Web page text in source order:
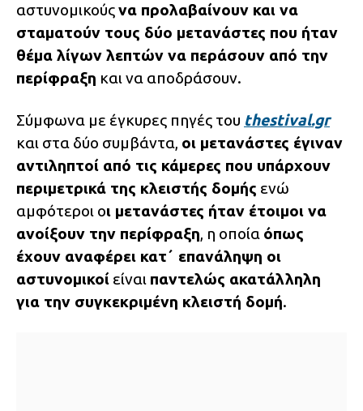
αστυνομικούςνα προλαβαίνουν και να
σταματούν τους δύο μετανάστες που ήταν
θέμα λίγων λεπτών να περάσουν από την
περίφραξη και να αποδράσουν.
Σύμφωνα με έγκυρες πηγές του thestival.gr
και στα δύο συμβάντα, οι μετανάστες έγιναν
αντιληπτοί από τις κάμερες που υπάρχουν
περιμετρικά της κλειστής δομής ενώ
αμφότεροι οι μετανάστες ήταν έτοιμοι να
ανοίξουν την περίφραξη, η οποία όπως
έχουν αναφέρει κατ΄ επανάληψη οι
αστυνομικοί είναι παντελώς ακατάλληλη
για την συγκεκριμένη κλειστή δομή.